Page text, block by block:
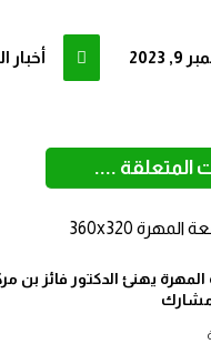
2023 أخبار
المتعلقة ....
يهنئ الدكتور فائز بن
مشارك